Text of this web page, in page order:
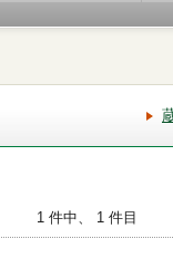
1 件中、 1 件目